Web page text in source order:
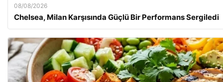
08/08/2026
Chelsea, Milan Karşısında Güçlü Bir Performans Sergiledi